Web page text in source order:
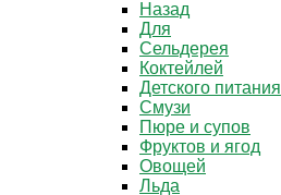
Назад
Для
Сельдерея
Коктейлей
Детского питания
Смузи
Пюре и супов
Фруктов и ягод
Овощей
Льда